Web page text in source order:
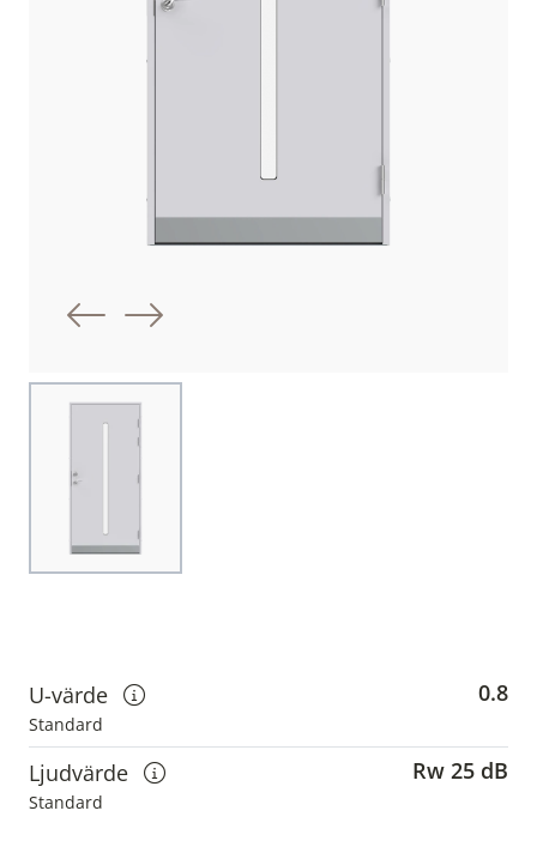
Föregående bild
Nästa bild
Choose image
U-värde
Visa information om u-värden
Standard
0.8
Ljudvärde
Visa information om ljudvärden
Standard
Rw 25 dB